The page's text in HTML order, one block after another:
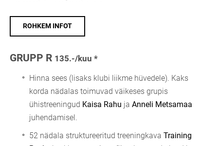
ROHKEM INFOT
GRUPP R 135.-/kuu *
Hinna sees (lisaks klubi liikme hüvedele). Kaks
korda nädalas toimuvad väikeses grupis
ühistreeningud Kaisa Rahu ja Anneli Metsamaa
juhendamisel.
52 nädala struktureeritud treeningkava Training